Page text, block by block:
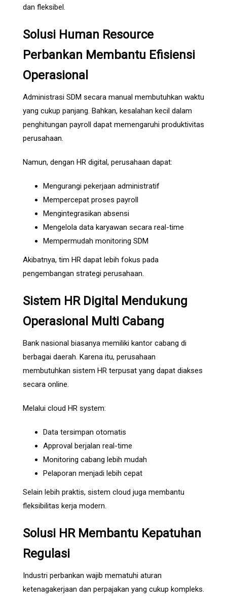
dan fleksibel.
Solusi Human Resource
Perbankan Membantu Efisiensi
Operasional
Administrasi SDM secara manual membutuhkan waktu
yang cukup panjang. Bahkan, kesalahan kecil dalam
penghitungan payroll dapat memengaruhi produktivitas
perusahaan.
Namun, dengan HR digital, perusahaan dapat:
Mengurangi pekerjaan administratif
Mempercepat proses payroll
Mengintegrasikan absensi
Mengelola data karyawan secara real-time
Mempermudah monitoring SDM
Akibatnya, tim HR dapat lebih fokus pada
pengembangan strategi perusahaan.
Sistem HR Digital Mendukung
Operasional Multi Cabang
Bank nasional biasanya memiliki kantor cabang di
berbagai daerah. Karena itu, perusahaan
membutuhkan sistem HR terpusat yang dapat diakses
secara online.
Melalui cloud HR system:
Data tersimpan otomatis
Approval berjalan real-time
Monitoring cabang lebih mudah
Pelaporan menjadi lebih cepat
Selain lebih praktis, sistem cloud juga membantu
fleksibilitas kerja modern.
Solusi HR Membantu Kepatuhan
Regulasi
Industri perbankan wajib mematuhi aturan
ketenagakerjaan dan perpajakan yang cukup kompleks.